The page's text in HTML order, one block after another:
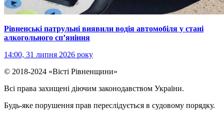
Рівненські патрульні виявили водія автомобіля у стані
алкогольного сп’яніння
14:00, 31 липня 2026 року
© 2018-2024 «Вісті Рівненщини»
Всі права захищені діючим законодавством України.
Будь-яке порушення прав переслідується в судовому порядку.